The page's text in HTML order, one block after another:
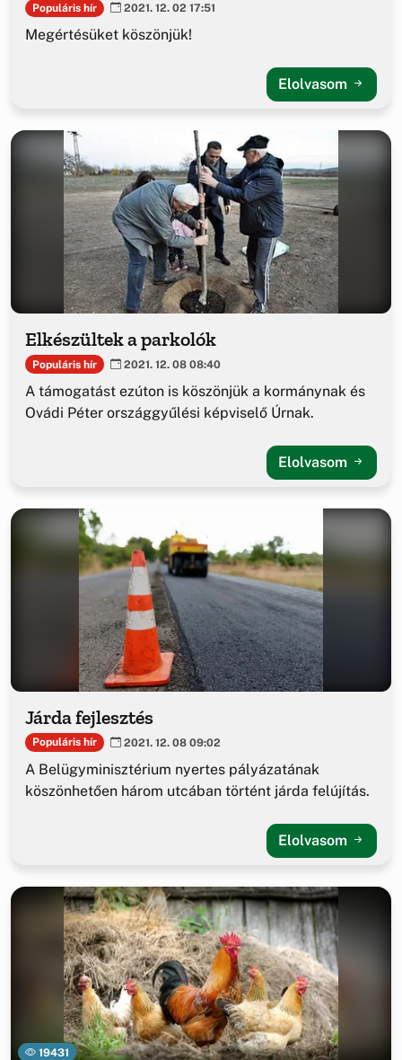
Populáris hír 2021. 12. 02 17:51
Megértésüket köszönjük!
Elolvasom
Elkészültek a parkolók
Populáris hír 2021. 12. 08 08:40
A támogatást ezúton is köszönjük a kormánynak és
Ovádi Péter országgyűlési képviselő Úrnak.
Elolvasom
Járda fejlesztés
Populáris hír 2021. 12. 08 09:02
A Belügyminisztérium nyertes pályázatának
köszönhetően három utcában történt járda felújítás.
Elolvasom
19431